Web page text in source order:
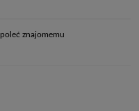
poleć znajomemu